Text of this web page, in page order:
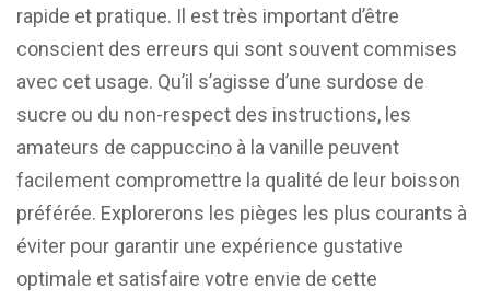
rapide et pratique. Il est très important d’être
conscient des erreurs qui sont souvent commises
avec cet usage. Qu’il s’agisse d’une surdose de
sucre ou du non-respect des instructions, les
amateurs de cappuccino à la vanille peuvent
facilement compromettre la qualité de leur boisson
préférée. Explorerons les pièges les plus courants à
éviter pour garantir une expérience gustative
optimale et satisfaire votre envie de cette